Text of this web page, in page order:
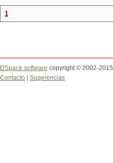
1
DSpace software copyright © 2002-2015
Contacto
Sugerencias